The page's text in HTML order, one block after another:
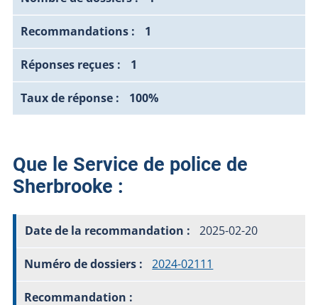
1
1
100%
Que le Service de police de
Sherbrooke :
2025-02-20
2024-02111